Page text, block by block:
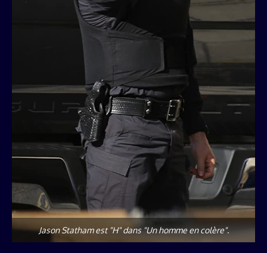
Jason Statham est "H" dans "Un homme en colère".